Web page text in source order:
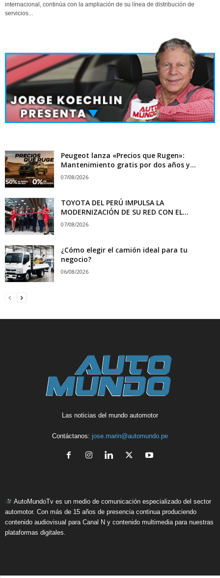
internacional, continúa con la ampliación de su línea de distribución de
servicios...
Peugeot lanza «Precios que Rugen»:
Mantenimiento gratis por dos años y...
07/08/2026
TOYOTA DEL PERÚ IMPULSA LA
MODERNIZACIÓN DE SU RED CON EL...
07/08/2026
¿Cómo elegir el camión ideal para tu
negocio?
06/08/2026
Las noticias del mundo automotor
Contáctanos: jose.marin@automundo.pe
AutoMundoTv es un medio de comunicación especializado del sector
automotor. Con más de 15 años de presencia continua produciendo
contenido audiovisual para Canal N y contenido multimedia para nuestras
plataformas digitales.